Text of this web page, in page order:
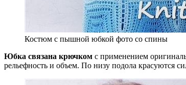
Костюм с пышной юбкой фото со спины
Юбка связана крючком с применением
рельефность и объем. По низу подола красуются